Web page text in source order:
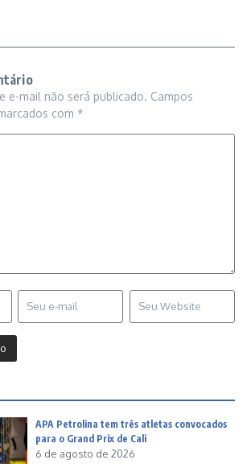
e-mail não será publicado. Campos
com *
APA Petrolina tem três atletas convocados
para o Grand Prix de Cali
6 de agosto de 2026